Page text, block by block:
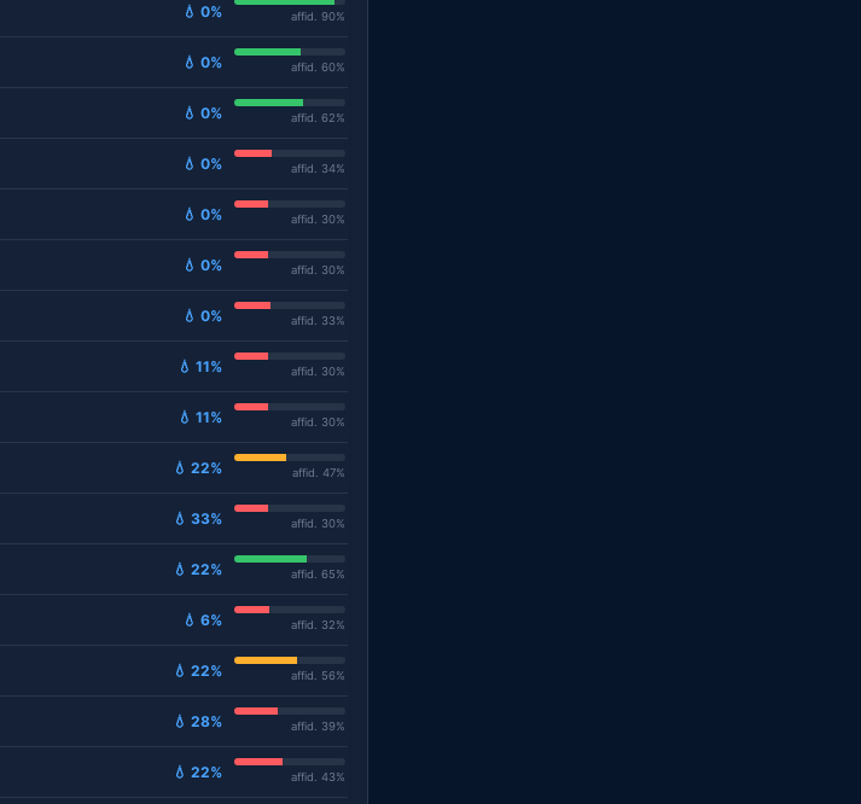
💧 0% affid. 90%
💧 0% affid. 60%
💧 0% affid. 62%
💧 0% affid. 34%
💧 0% affid. 30%
💧 0% affid. 30%
💧 0% affid. 33%
💧 11% affid. 30%
💧 11% affid. 30%
💧 22% affid. 47%
💧 33% affid. 30%
💧 22% affid. 65%
💧 6% affid. 32%
💧 22% affid. 56%
💧 28% affid. 39%
💧 22% affid. 43%